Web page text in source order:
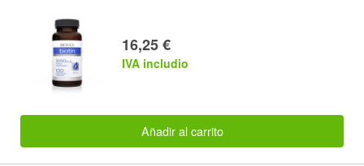
16,25 €
IVA includio
Añadir al carrito